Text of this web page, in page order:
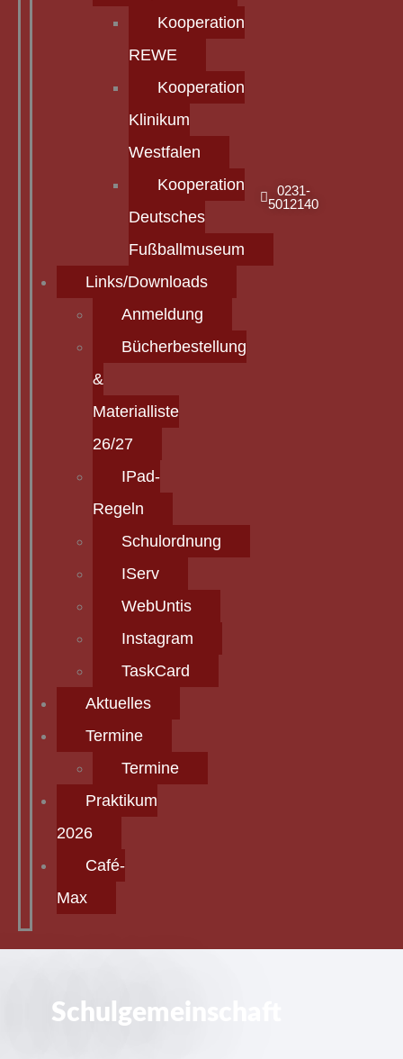
Kooperation
REWE
Kooperation
Klinikum
Westfalen
Kooperation
Deutsches
Fußballmuseum
Links/Downloads
Anmeldung
Bücherbestellung
&
Materialliste
26/27
IPad-
Regeln
Schulordnung
IServ
WebUntis
Instagram
TaskCard
Aktuelles
Termine
Termine
Praktikum
2026
Café-
Max
0231-
5012140
Schulgemeinschaft